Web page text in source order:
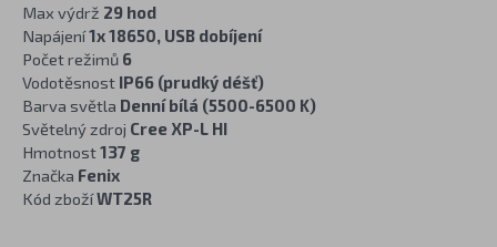
Max výdrž 29 hod
Napájení1x 18650, USB dobíjení
Počet režimů 6
Vodotěsnost IP66 (prudký déšť)
Barva světla Denní bílá (5500-6500 K)
Světelný zdroj Cree XP-L HI
Hmotnost137 g
Značka Fenix
Kód zbožíWT25R